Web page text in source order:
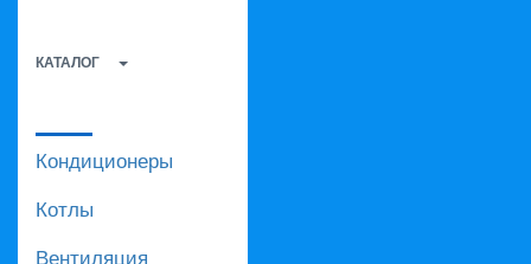
КАТАЛОГ
Кондиционеры
Котлы
Вентиляция